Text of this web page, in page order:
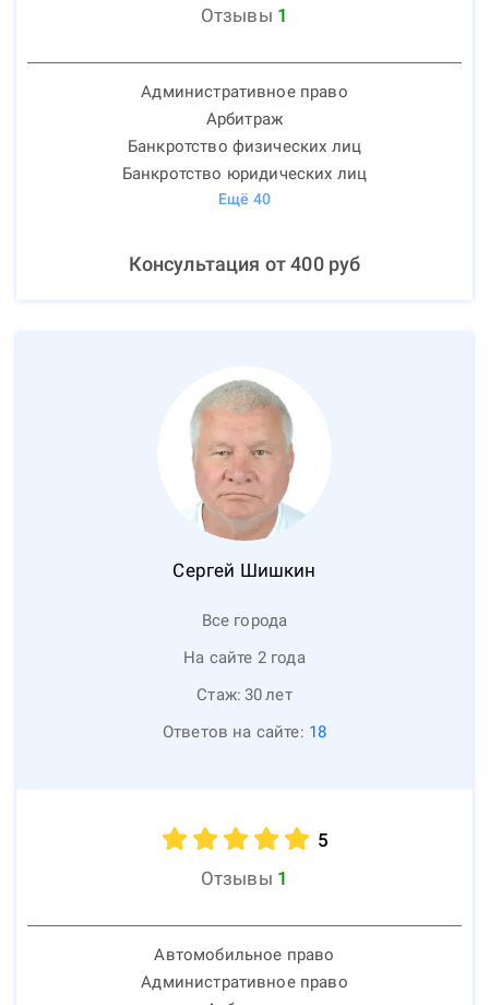
Отзывы 1
Административное право
Арбитраж
Банкротство физических лиц
Банкротство юридических лиц
Ещё 40
Консультация от400руб
Сергей Шишкин
Все города
На сайте 2 года
Стаж: 30лет
Ответов на сайте: 18
5
Отзывы 1
Автомобильное право
Административное право